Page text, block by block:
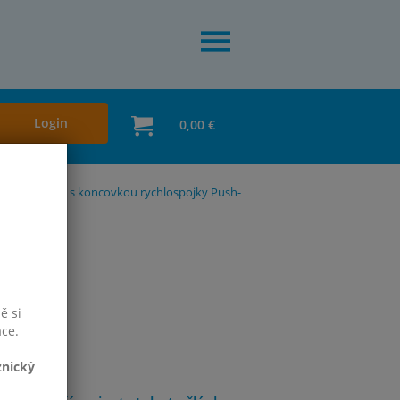
si
Login 0,00 €
zásuvky s koncovkou rychlospojky Push-